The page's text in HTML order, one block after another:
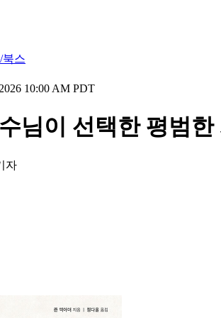
북스
10:00 AM PDT
님이 선택한 평범한
자